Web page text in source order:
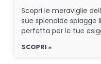
Scopri le meraviglie
sue splendide spiagge
perfetta per le tue
SCOPRI »